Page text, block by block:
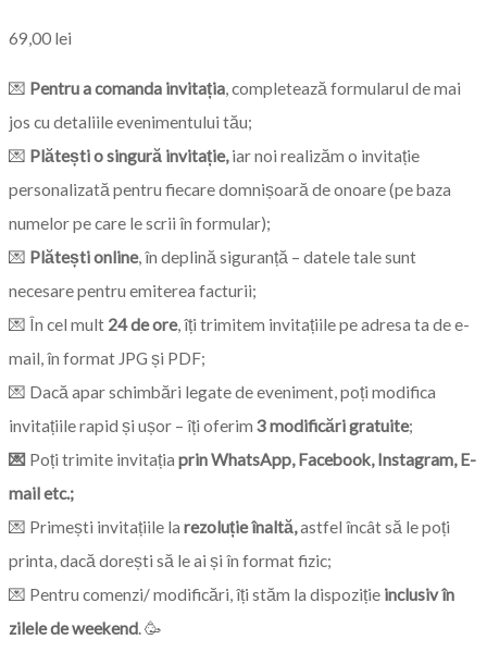
69,00 lei
💌 Pentru a comanda invitația, completează formularul de mai
jos cu detaliile evenimentului tău;
💌 Plătești o singură invitație,iar noi realizăm o invitație
personalizată pentru fiecare domnișoară de onoare (pe baza
numelor pe care le scrii în formular);
💌 Plătești online, în deplină siguranță – datele tale sunt
necesare pentru emiterea facturii;
💌 În cel mult 24 de ore, îți trimitem invitațiile pe adresa ta de e-
mail, în format JPG și PDF;
💌 Dacă apar schimbări legate de eveniment, poți modifica
invitațiile rapid și ușor – îți oferim 3 modificări gratuite;
💌 Poți trimite invitația prin WhatsApp, Facebook, Instagram, E-
mail etc.;
💌 Primești invitațiile la rezoluție înaltă,astfel încât să le poți
printa, dacă dorești să le ai și în format fizic;
💌 Pentru comenzi/ modificări, îți stăm la dispoziție inclusiv în
zilele de weekend. 🥳